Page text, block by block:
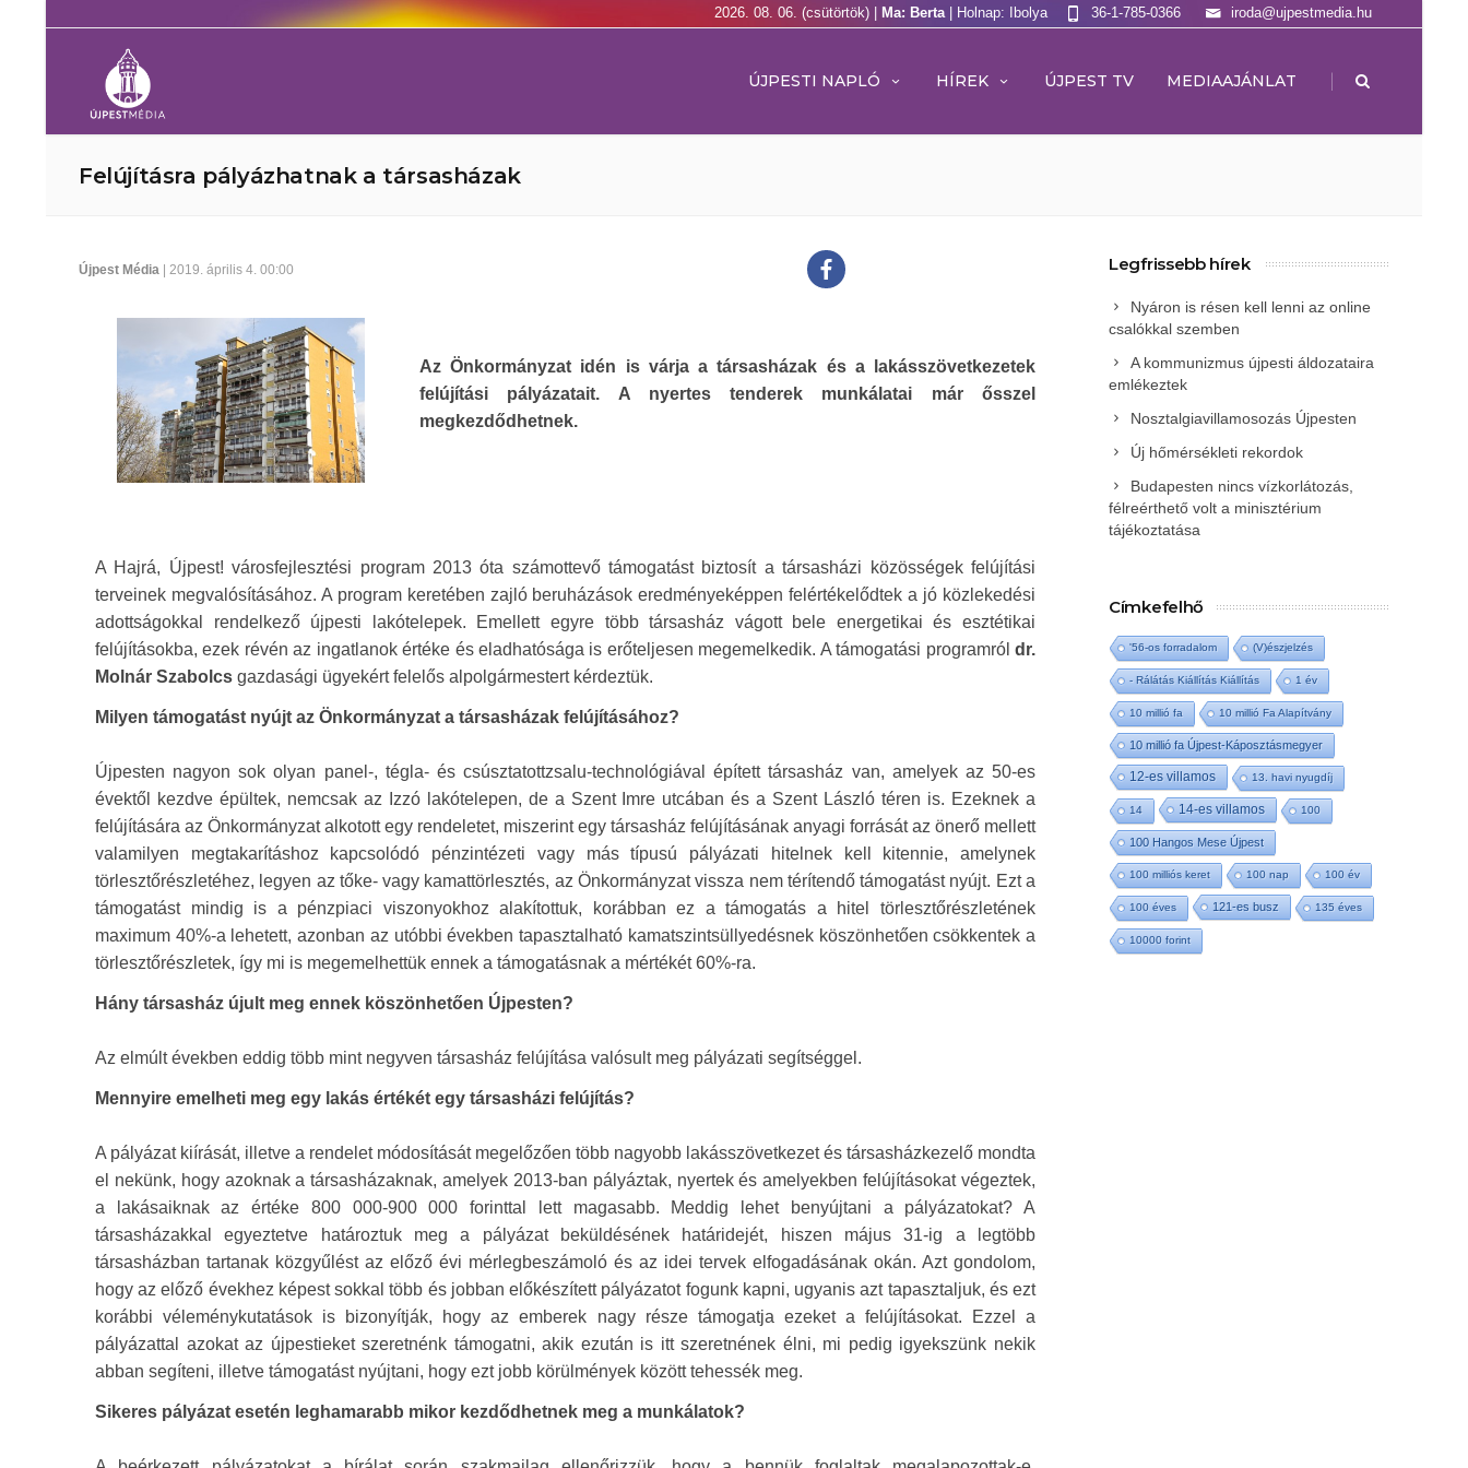
2026. 08. 06. (csütörtök) | Ma: Berta | Holnap: Ibolya iroda@ujpestmedia.hu
36-1-785-0366
ÚJPESTI NAPLÓ HÍREK ÚJPEST TV MEDIAAJÁNLAT |
Felújításra pályázhatnak a társasházak
Újpest Média | 2019. április 4. 00:00
Az Önkormányzat idén is várja a társasházak és a lakásszövetkezetek
felújítási pályázatait. A nyertes tenderek munkálatai már ősszel
megkezdődhetnek.
A Hajrá, Újpest! városfejlesztési program 2013 óta számottevő támogatást biztosít a társasházi közösségek felújítási
terveinek megvalósításához. A program keretében zajló beruházások eredményeképpen felértékelődtek a jó közlekedési
adottságokkal rendelkező újpesti lakótelepek. Emellett egyre több társasház vágott bele energetikai és esztétikai
felújításokba, ezek révén az ingatlanok értéke és eladhatósága is erőteljesen megemelkedik. A támogatási programról dr.
Molnár Szabolcs gazdasági ügyekért felelős alpolgármestert kérdeztük.
Milyen támogatást nyújt az Önkormányzat a társasházak felújításához?
Újpesten nagyon sok olyan panel-, tégla- és csúsztatottzsalu-technológiával épített társasház van, amelyek az 50-es
évektől kezdve épültek, nemcsak az Izzó lakótelepen, de a Szent Imre utcában és a Szent László téren is. Ezeknek a
felújítására az Önkormányzat alkotott egy rendeletet, miszerint egy társasház felújításának anyagi forrását az önerő mellett
valamilyen megtakarításhoz kapcsolódó pénzintézeti vagy más típusú pályázati hitelnek kell kitennie, amelynek
törlesztőrészletéhez, legyen az tőke- vagy kamattörlesztés, az Önkormányzat vissza nem térítendő támogatást nyújt. Ezt a
támogatást mindig is a pénzpiaci viszonyokhoz alakítottuk, korábban ez a támogatás a hitel törlesztőrészletének
maximum 40%-a lehetett, azonban az utóbbi években tapasztalható kamatszintsüllyedésnek köszönhetően csökkentek a
törlesztőrészletek, így mi is megemelhettük ennek a támogatásnak a mértékét 60%-ra.
Hány társasház újult meg ennek köszönhetően Újpesten?
Az elmúlt években eddig több mint negyven társasház felújítása valósult meg pályázati segítséggel.
Mennyire emelheti meg egy lakás értékét egy társasházi felújítás?
A pályázat kiírását, illetve a rendelet módosítását megelőzően több nagyobb lakásszövetkezet és társasházkezelő mondta
el nekünk, hogy azoknak a társasházaknak, amelyek 2013-ban pályáztak, nyertek és amelyekben felújításokat végeztek,
a lakásaiknak az értéke 800 000-900 000 forinttal lett magasabb. Meddig lehet benyújtani a pályázatokat? A
társasházakkal egyeztetve határoztuk meg a pályázat beküldésének határidejét, hiszen május 31-ig a legtöbb
társasházban tartanak közgyűlést az előző évi mérlegbeszámoló és az idei tervek elfogadásának okán. Azt gondolom,
hogy az előző évekhez képest sokkal több és jobban előkészített pályázatot fogunk kapni, ugyanis azt tapasztaljuk, és ezt
korábbi véleménykutatások is bizonyítják, hogy az emberek nagy része támogatja ezeket a felújításokat. Ezzel a
pályázattal azokat az újpestieket szeretnénk támogatni, akik ezután is itt szeretnének élni, mi pedig igyekszünk nekik
abban segíteni, illetve támogatást nyújtani, hogy ezt jobb körülmények között tehessék meg.
Sikeres pályázat esetén leghamarabb mikor kezdődhetnek meg a munkálatok?
Legfrissebb hírek
Nyáron is résen kell lenni az online
csalókkal szemben
A kommunizmus újpesti áldozataira
emlékeztek
Nosztalgiavillamosozás Újpesten
Új hőmérsékleti rekordok
Budapesten nincs vízkorlátozás,
félreérthető volt a minisztérium
tájékoztatása
Címkefelhő
'56-os forradalom (V)észjelzés
- Rálátás Kiállítás Kiállítás 1 év
10 millió fa 10 millió Fa Alapítvány
10 millió fa Újpest-Káposztásmegyer
12-es villamos 13. havi nyugdíj
14 14-es villamos 100
100 Hangos Mese Újpest
100 milliós keret 100 nap 100 év
100 éves 121-es busz 135 éves
10000 forint